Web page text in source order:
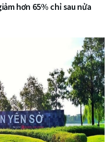
hơn 65% chỉ sau nửa